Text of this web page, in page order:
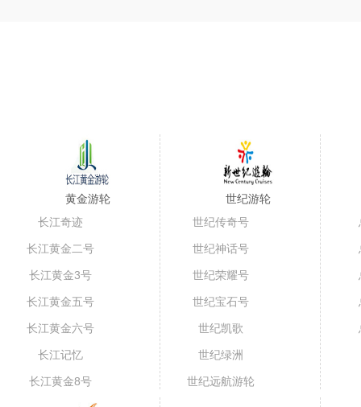
黄金游轮
长江奇迹
长江黄金二号
长江黄金3号
长江黄金五号
长江黄金六号
长江记忆
长江黄金8号
世纪游轮
世纪传奇号
世纪神话号
世纪荣耀号
世纪宝石号
世纪凯歌
世纪绿洲
世纪远航游轮